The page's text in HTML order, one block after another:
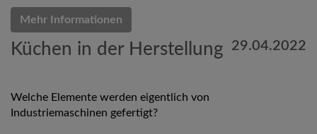
Mehr Informationen
Küchen in der Herstellung 29.04.2022
Welche Elemente werden eigentlich von
Industriemaschinen gefertigt?